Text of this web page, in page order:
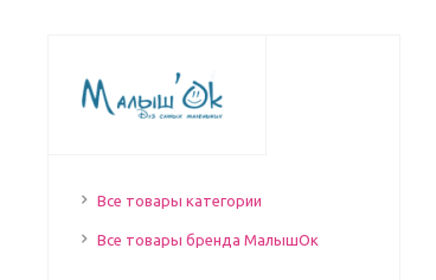
Все товары категории
Все товары бренда МалышОк